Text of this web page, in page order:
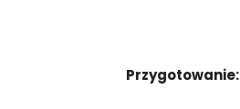
Przygotowanie: